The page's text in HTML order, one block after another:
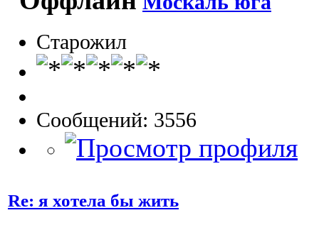
Старожил
Сообщений: 3556
Re: я хотела бы жить